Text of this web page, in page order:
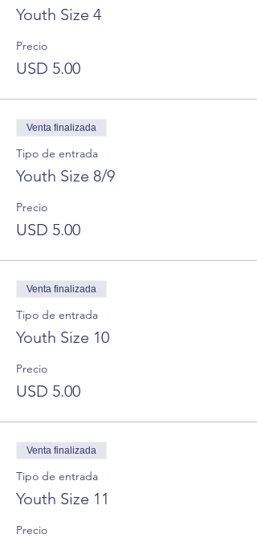
Youth Size 4
Precio
USD 5.00
Venta finalizada
Tipo de entrada
Youth Size 8/9
Precio
USD 5.00
Venta finalizada
Tipo de entrada
Youth Size 10
Precio
USD 5.00
Venta finalizada
Tipo de entrada
Youth Size 11
Precio